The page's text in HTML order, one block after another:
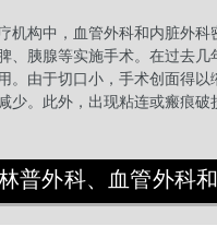
机构中，血管外科和内脏外
、胰腺等实施手术。在过去
。由于切口小，手术创面得以
少。此外，出现粘连或瘢痕
普外科、血管外科